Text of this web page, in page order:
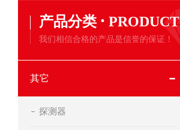
产品分类 · PRODUCT
我们相信合格的产品是信誉的保证！
其它
探测器